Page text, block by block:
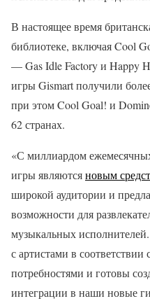
В настоящее время
библиотеке, включая Cool
— Gas Idle Factory и Happy
игры Gismart получили
при этом Cool Goal! и
62 странах.
«С миллиардом
игры являютсяновым
широкой аудитории и
возможности для
музыкальных
с артистами в
потребностями и готовы
интеграции в наши новые